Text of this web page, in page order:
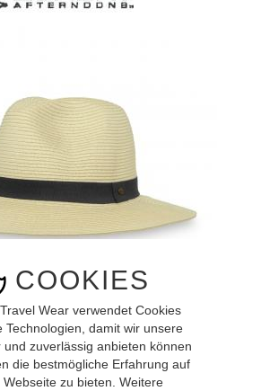
COOKIES
Wear verwendet Cookies
Technologien, damit wir unsere
und zuverlässig anbieten können
die bestmögliche Erfahrung auf
Webseite zu bieten. Weitere
Bild vergrössern